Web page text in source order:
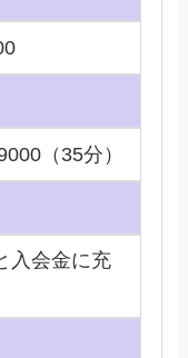
（35分）
入会金に充